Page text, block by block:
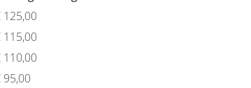
125,00
115,00
110,00
95,00